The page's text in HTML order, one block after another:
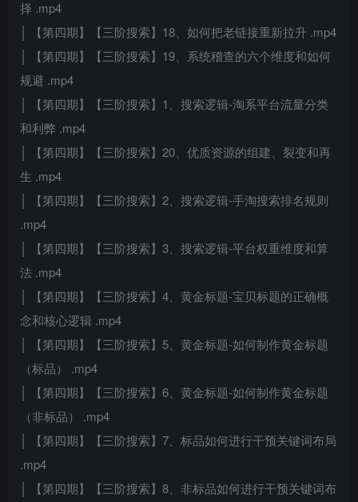
择 .mp4
│ 【第四期】【三阶搜索】18、如何把老链接重新拉升 .mp4
│ 【第四期】【三阶搜索】19、系统稽查的六个维度和如何
规避 .mp4
│ 【第四期】【三阶搜索】1、搜索逻辑-淘系平台流量分类
和利弊 .mp4
│ 【第四期】【三阶搜索】20、优质资源的组建、裂变和再
生 .mp4
│ 【第四期】【三阶搜索】2、搜索逻辑-手淘搜索排名规则
.mp4
│ 【第四期】【三阶搜索】3、搜索逻辑-平台权重维度和算
法 .mp4
│ 【第四期】【三阶搜索】4、黄金标题-宝贝标题的正确概
念和核心逻辑 .mp4
│ 【第四期】【三阶搜索】5、黄金标题-如何制作黄金标题
（标品） .mp4
│ 【第四期】【三阶搜索】6、黄金标题-如何制作黄金标题
（非标品） .mp4
│ 【第四期】【三阶搜索】7、标品如何进行干预关键词布局
.mp4
│ 【第四期】【三阶搜索】8、非标品如何进行干预关键词布